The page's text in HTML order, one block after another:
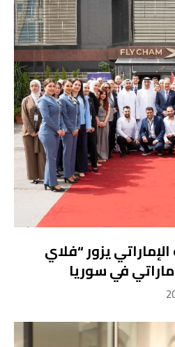
الإماراتي يزور “فلاي
في سوريا